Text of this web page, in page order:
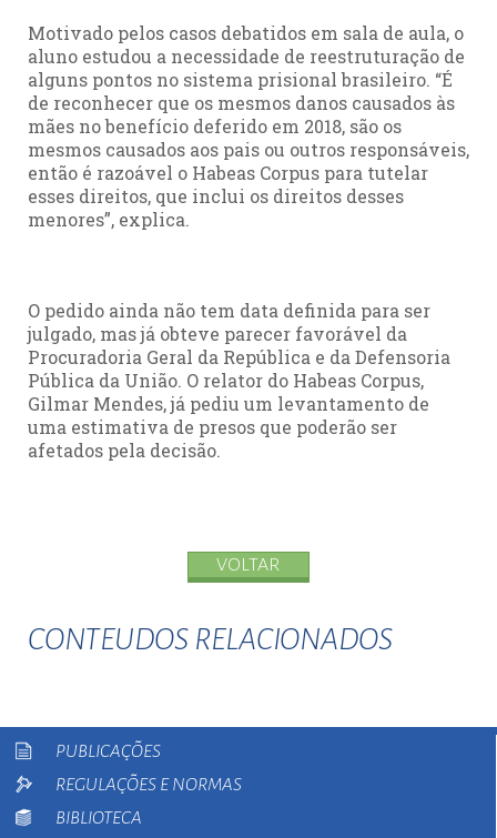
Motivado pelos casos debatidos em sala de aula, o
aluno estudou a necessidade de reestruturação de
alguns pontos no sistema prisional brasileiro. “É
de reconhecer que os mesmos danos causados às
mães no benefício deferido em 2018, são os
mesmos causados aos pais ou outros responsáveis,
então é razoável o Habeas Corpus para tutelar
esses direitos, que inclui os direitos desses
menores”, explica.
O pedido ainda não tem data definida para ser
julgado, mas já obteve parecer favorável da
Procuradoria Geral da República e da Defensoria
Pública da União. O relator do Habeas Corpus,
Gilmar Mendes, já pediu um levantamento de
uma estimativa de presos que poderão ser
afetados pela decisão.
VOLTAR
CONTEUDOS RELACIONADOS
PUBLICAÇÕES
REGULAÇÕES E NORMAS
BIBLIOTECA